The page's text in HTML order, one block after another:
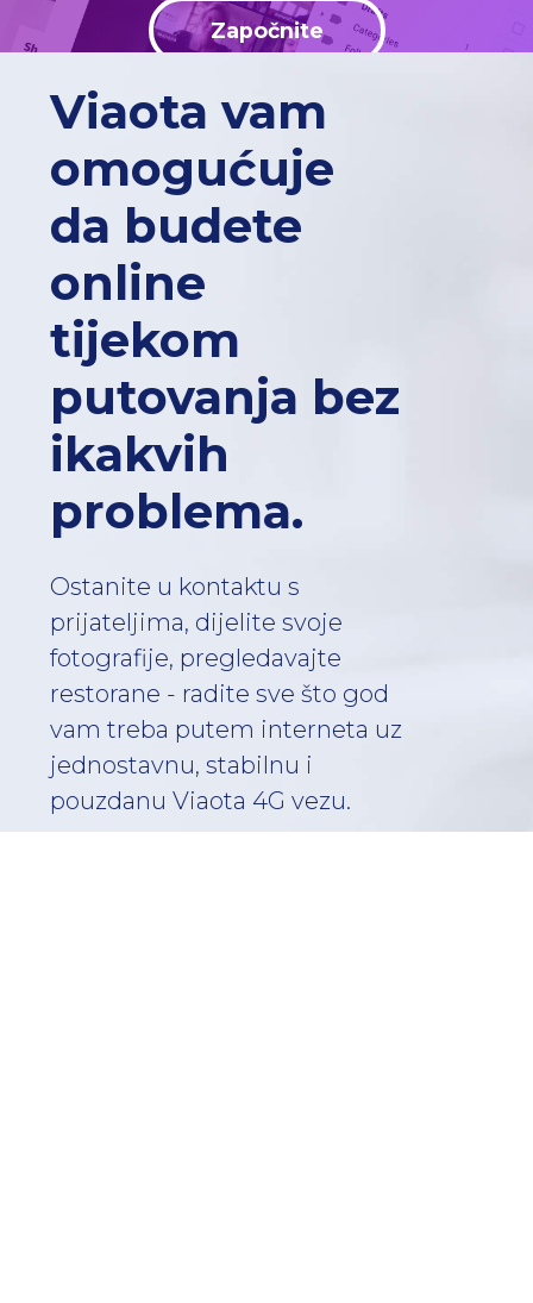
Započnite
Viaota vam
omogućuje
da budete
online
tijekom
putovanja bez
ikakvih
problema.
Ostanite u kontaktu s
prijateljima, dijelite svoje
fotografije, pregledavajte
restorane - radite sve što god
vam treba putem interneta uz
jednostavnu, stabilnu i
pouzdanu Viaota 4G vezu.